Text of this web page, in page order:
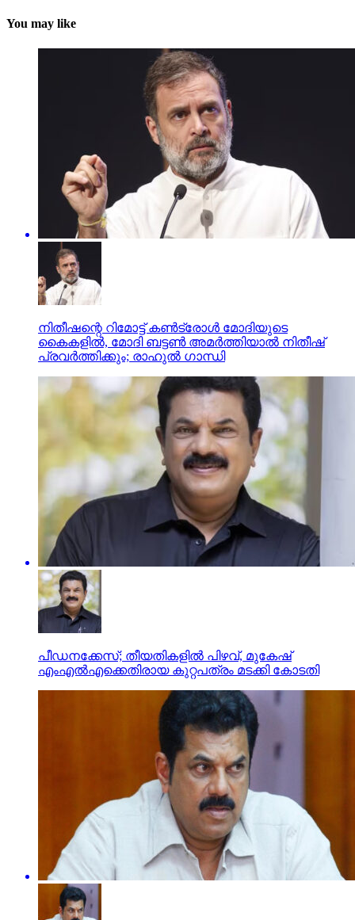
You may like
നിതീഷന്റെ റിമോട്ട് കണ്‍ട്രോള്‍ മോദിയുടെ
കൈകളില്‍, മോദി ബട്ടണ്‍ അമര്‍ത്തിയാല്‍ നിതീഷ്
പ്രവര്‍ത്തിക്കും; രാഹുല്‍ ഗാന്ധി
പീഡനക്കേസ്; തീയതികളില്‍ പിഴവ്, മുകേഷ്
എംഎല്‍എക്കെതിരായ കുറ്റപത്രം മടക്കി കോടതി